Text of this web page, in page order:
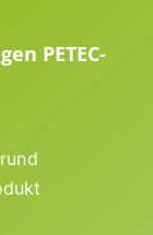
PETEC-